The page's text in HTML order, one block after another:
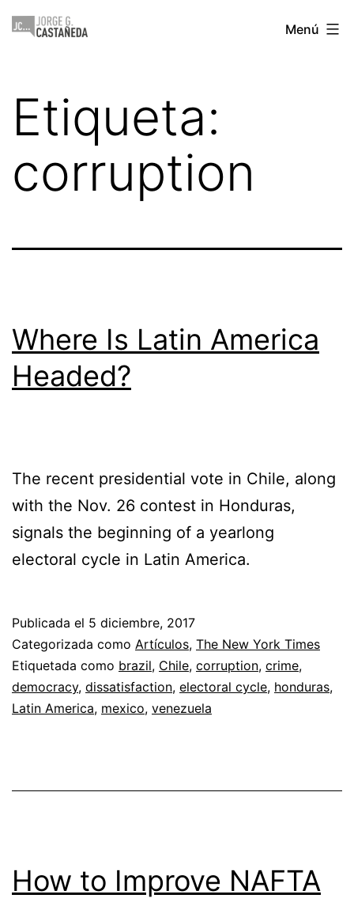
Saltar
Jorge
Menú
Etiqueta:
corruption
Where Is Latin America
Headed?
The recent presidential vote in Chile, along
with the Nov. 26 contest in Honduras,
signals the beginning of a yearlong
electoral cycle in Latin America.
Publicada el 5 diciembre, 2017
Categorizada como Artículos, The New York Times
Etiquetada como brazil, Chile, corruption, crime,
democracy, dissatisfaction, electoral cycle, honduras,
Latin America, mexico, venezuela
How to Improve NAFTA